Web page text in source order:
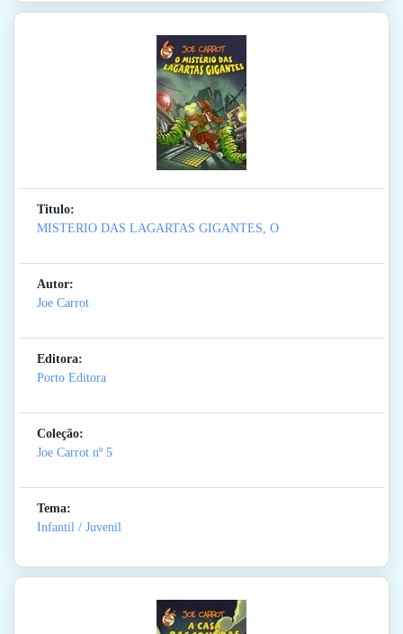
Titulo:
MISTERIO DAS LAGARTAS GIGANTES, O
Autor:
Joe Carrot
Editora:
Porto Editora
Coleção:
Joe Carrot nº 5
Tema:
Infantil / Juvenil